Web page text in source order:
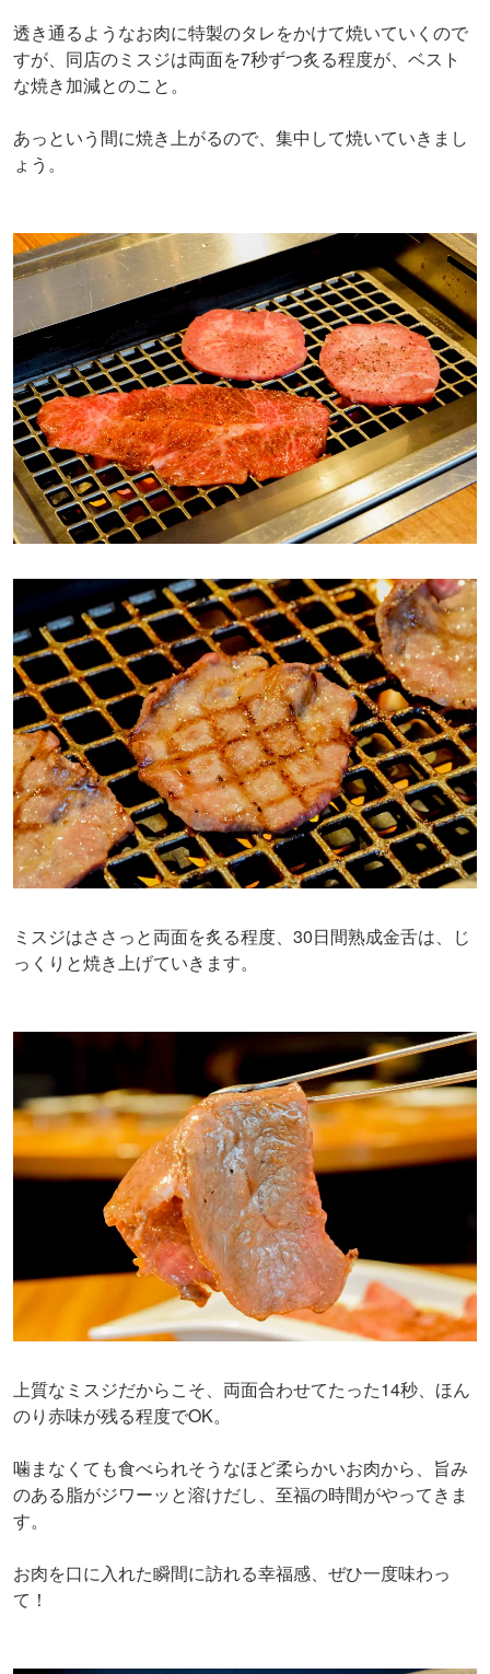
透き通るようなお肉に特製のタレをかけて焼いていくので
すが、同店のミスジは両面を7秒ずつ炙る程度が、ベスト
な焼き加減とのこと。
あっという間に焼き上がるので、集中して焼いていきまし
ょう。
ミスジはささっと両面を炙る程度、30日間熟成金舌は、じ
っくりと焼き上げていきます。
上質なミスジだからこそ、両面合わせてたった14秒、ほん
のり赤味が残る程度でOK。
噛まなくても食べられそうなほど柔らかいお肉から、旨み
のある脂がジワーッと溶けだし、至福の時間がやってきま
す。
お肉を口に入れた瞬間に訪れる幸福感、ぜひ一度味わっ
て！